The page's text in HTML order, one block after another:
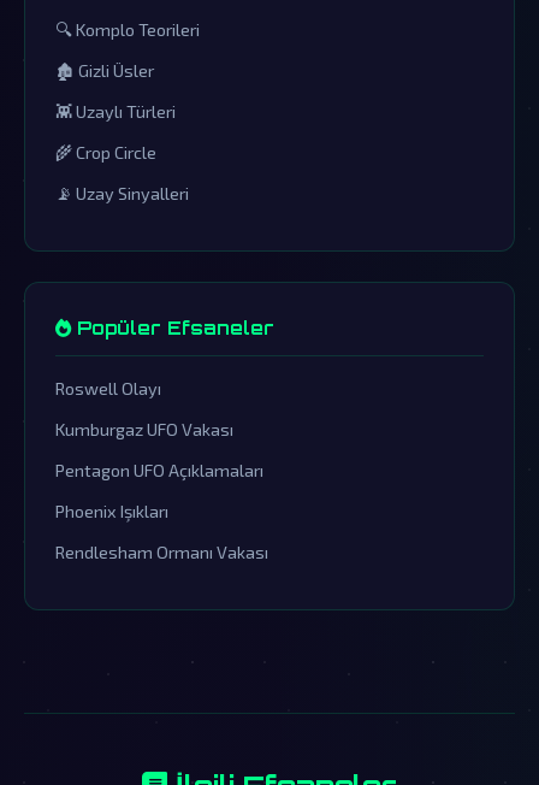
🔍 Komplo Teorileri
🏚️ Gizli Üsler
👾 Uzaylı Türleri
🌾 Crop Circle
📡 Uzay Sinyalleri
Popüler Efsaneler
Roswell Olayı
Kumburgaz UFO Vakası
Pentagon UFO Açıklamaları
Phoenix Işıkları
Rendlesham Ormanı Vakası